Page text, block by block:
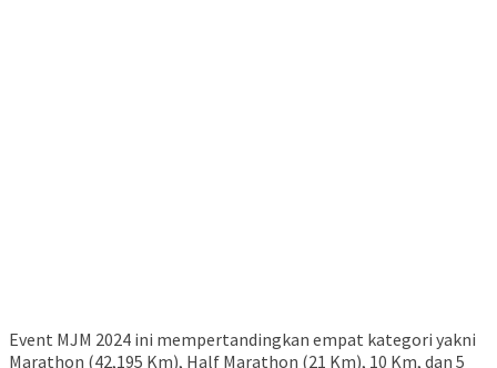
Event MJM 2024 ini mempertandingkan empat kategori yakni
Marathon (42,195 Km), Half Marathon (21 Km), 10 Km, dan 5